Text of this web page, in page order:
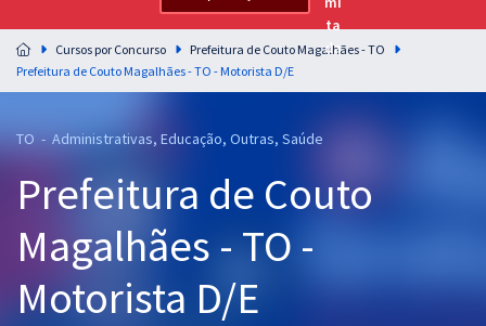
Residências Multiprofissionais
Preparação completa e intensiva para as principais
residências em saúde do Brasil
Cursos 20% OFF
Pós
Graduação
Cursos por Concurso
Prefeitura de Couto Magalhães - TO
Prefeitura de Couto Magalhães - TO - Motorista D/E
TO - Administrativas, Educação, Outras, Saúde
Prefeitura de Couto
Magalhães - TO -
Motorista D/E